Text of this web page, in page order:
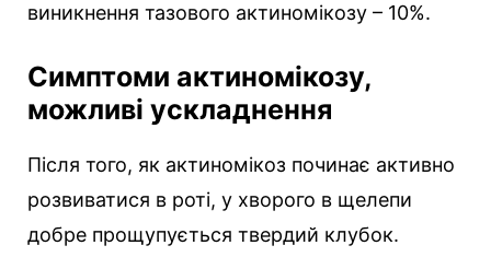
виникнення тазового актиномікозу – 10%.
Симптоми актиномікозу,
можливі ускладнення
Після того, як актиномікоз починає активно
розвиватися в роті, у хворого в щелепи
добре прощупується твердий клубок.